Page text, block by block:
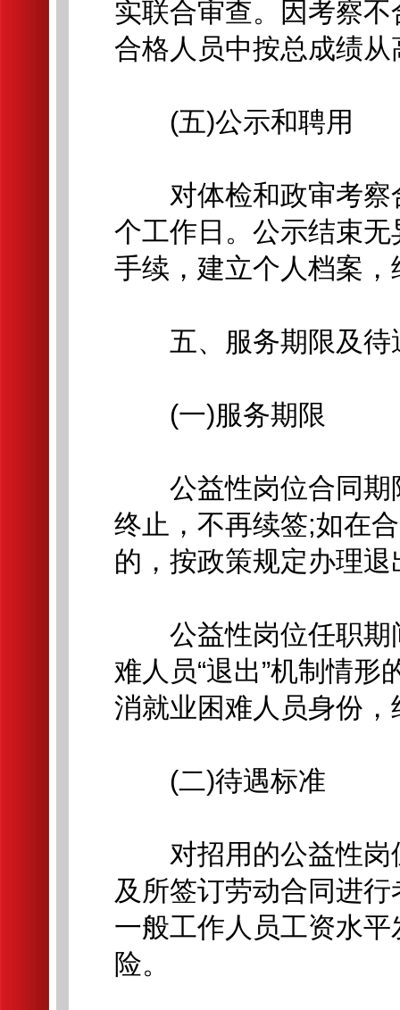
实联合审查。因考察
合格人员中按总成绩
(五)公示和聘用
对体检和政审考察
个工作日。公示结束
手续，建立个人档案
五、服务期限及待
(一)服务期限
公益性岗位合同期
终止，不再续签;如在
的，按政策规定办理
公益性岗位任职期
难人员“退出”机制情
消就业困难人员身份，
(二)待遇标准
对招用的公益性岗
及所签订劳动合同进
一般工作人员工资水
险。